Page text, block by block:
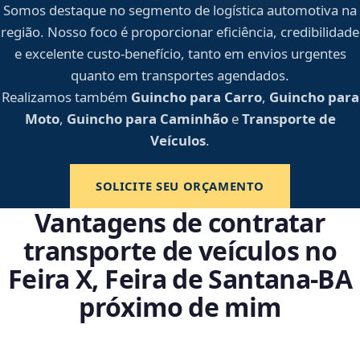
Somos destaque no segmento de logística automotiva na
região. Nosso foco é proporcionar eficiência, credibilidade
e excelente custo-benefício, tanto em envios urgentes
quanto em transportes agendados.
Realizamos também Guincho para Carro, Guincho para
Moto, Guincho para CaminhãoeTransporte de
Veículos.
SOLICITE SEU ORÇAMENTO
Vantagens de contratar
transporte de veículos no
Feira X, Feira de Santana‑BA
próximo de mim